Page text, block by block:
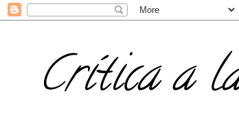
Crítica a